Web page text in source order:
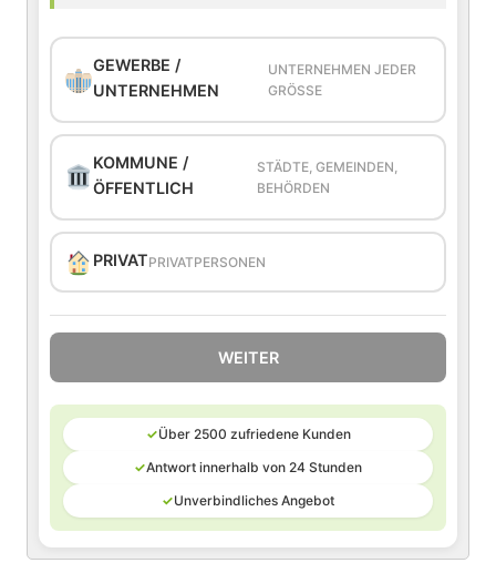
GEWERBE /
UNTERNEHMEN
UNTERNEHMEN JEDER
GRÖSSE
KOMMUNE /
ÖFFENTLICH
STÄDTE, GEMEINDEN,
BEHÖRDEN
PRIVATPRIVATPERSONEN
WEITER
✓Über 2500 zufriedene Kunden
✓Antwort innerhalb von 24 Stunden
✓Unverbindliches Angebot